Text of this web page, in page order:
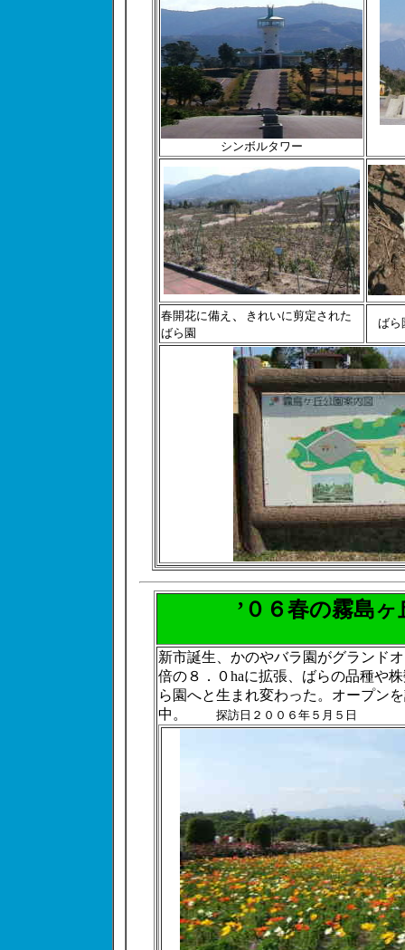
シンボルタワー
春開花に備え
きれいに剪定された
ばら園
ばら
’０６春の霧島ヶ
新市誕生、かのやバラ園がグランド
倍の８．０haに拡張、ばらの品種や
ら園へと生まれ変わった。オープン
中。 探訪日２００６年５月５日